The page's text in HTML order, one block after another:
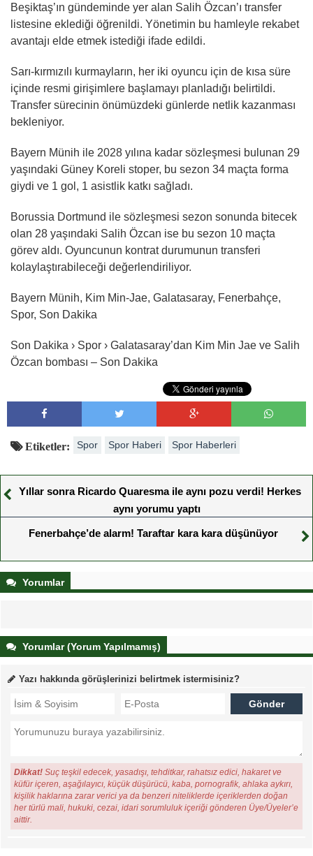
Beşiktaş’ın gündeminde yer alan Salih Özcan’ı transfer
listesine eklediği öğrenildi. Yönetimin bu hamleyle rekabet
avantajı elde etmek istediği ifade edildi.
Sarı-kırmızılı kurmayların, her iki oyuncu için de kısa süre
içinde resmi girişimlere başlamayı planladığı belirtildi.
Transfer sürecinin önümüzdeki günlerde netlik kazanması
bekleniyor.
Bayern Münih ile 2028 yılına kadar sözleşmesi bulunan 29
yaşındaki Güney Koreli stoper, bu sezon 34 maçta forma
giydi ve 1 gol, 1 asistlik katkı sağladı.
Borussia Dortmund ile sözleşmesi sezon sonunda bitecek
olan 28 yaşındaki Salih Özcan ise bu sezon 10 maçta
görev aldı. Oyuncunun kontrat durumunun transferi
kolaylaştırabileceği değerlendiriliyor.
Bayern Münih, Kim Min-Jae, Galatasaray, Fenerbahçe,
Spor, Son Dakika
Son Dakika › Spor › Galatasaray’dan Kim Min Jae ve Salih
Özcan bombası – Son Dakika
Etiketler: Spor Spor Haberi Spor Haberleri
Yıllar sonra Ricardo Quaresma ile aynı pozu verdi! Herkes
aynı yorumu yaptı
Fenerbahçe’de alarm! Taraftar kara kara düşünüyor
Yorumlar
Yorumlar (Yorum Yapılmamış)
Yazı hakkında görüşlerinizi belirtmek istermisiniz?
Dikkat! Suç teşkil edecek, yasadışı, tehditkar, rahatsız edici, hakaret ve
küfür içeren, aşağılayıcı, küçük düşürücü, kaba, pornografik, ahlaka aykırı,
kişilik haklarına zarar verici ya da benzeri niteliklerde içeriklerden doğan
her türlü mali, hukuki, cezai, idari sorumluluk içeriği gönderen Üye/Üyeler’e
aittir.